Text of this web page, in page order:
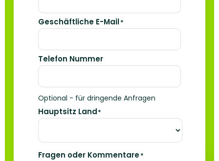
Geschäftliche E-Mail*
Telefon Nummer
Optional - für dringende Anfragen
Hauptsitz Land*
Fragen oder Kommentare*